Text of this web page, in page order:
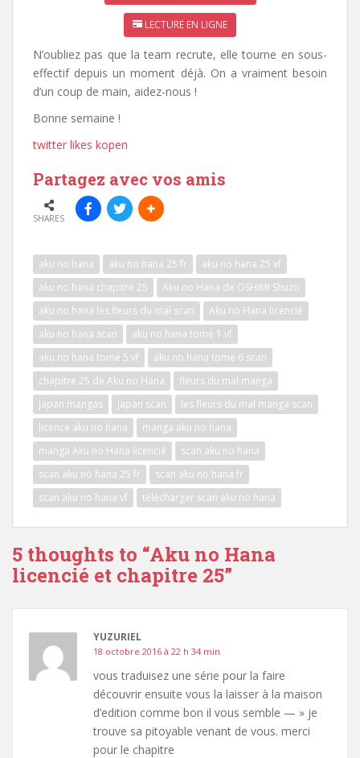
LECTURE EN LIGNE
N’oubliez pas que la team recrute, elle tourne en sous-
effectif depuis un moment déjà. On a vraiment besoin
d’un coup de main, aidez-nous !
Bonne semaine !
twitter likes kopen
Partagez avec vos amis
SHARES
aku no hana aku no hana 25 fr
aku no hana 25 vf
aku no hana chapitre 25
Aku no Hana de OSHIMI Shuzo
aku no hana les fleurs du mal scan
Aku no Hana licencié
aku no hana scan
aku no hana tome 1 vf
aku no hana tome 5 vf
aku no hana tome 6 scan
chapitre 25 de Aku no Hana
fleurs du mal manga
japan mangas
japan scan
les fleurs du mal manga scan
licence aku no hana
manga aku no hana
manga Aku no Hana licencié
scan aku no hana
scan aku no hana 25 fr
scan aku no hana fr
scan aku no hana vf
télécharger scan aku no hana
5 thoughts to “Aku no Hana
licencié et chapitre 25”
YUZURIEL
18 octobre 2016 à 22 h 34 min
vous traduisez une série pour la faire
découvrir ensuite vous la laisser à la maison
d’edition comme bon il vous semble — » je
trouve sa pitoyable venant de vous. merci
pour le chapitre